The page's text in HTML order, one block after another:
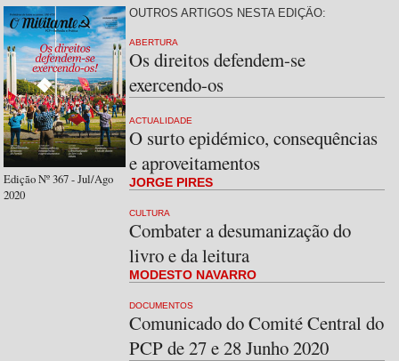
Edição Nº 367 - Jul/Ago
2020
OUTROS ARTIGOS NESTA EDIÇÃO:
ABERTURA
Os direitos defendem-se
exercendo-os
ACTUALIDADE
O surto epidémico, consequências
e aproveitamentos
JORGE PIRES
CULTURA
Combater a desumanização do
livro e da leitura
MODESTO NAVARRO
DOCUMENTOS
Comunicado do Comité Central do
PCP de 27 e 28 Junho 2020